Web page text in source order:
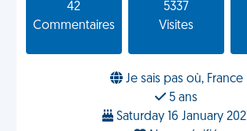
42
Commentaires
5337
Visites
Je sais pas où, France
5 ans
Saturday 16 January 2021